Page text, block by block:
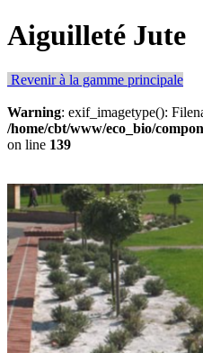
Aiguilleté Jute
Revenir à la gamme principale
Warning: exif_imagetype():
/home/cbt/www/eco_bio/
on line 139